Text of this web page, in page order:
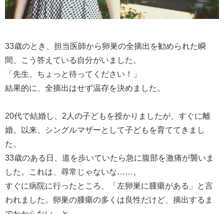
33歳のとき、担当医師から卵巣の全摘出を勧められた瞬
間、こう答えている自分がいました。
「先生、ちょっと待ってください！」
結果的に、全摘出はせず温存を決めました。
20代で結婚し、2人の子どもを授かりましたが、すぐに離
婚。以来、シングルマザーとして子どもを育ててきまし
た。
33歳のある日、道を歩いていたら急に腹部を激痛が襲いま
した。これは、尋常じゃないな……。
すぐに病院に行ったところ、「左卵巣に腫瘍がある」と言
われました。卵巣の腫瘍の多くは良性だけど、摘出するま